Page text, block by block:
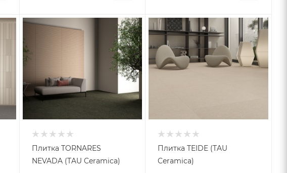
Плитка TORNARES
NEVADA (TAU Ceramica)
Плитка TEIDE (TAU
Ceramica)